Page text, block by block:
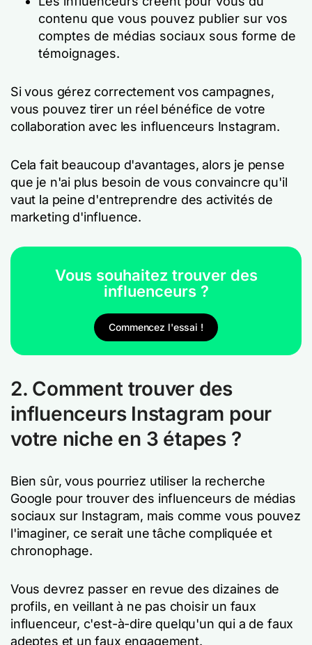
contenu que vous pouvez publier sur vos
comptes de médias sociaux sous forme de
témoignages.
Si vous gérez correctement vos campagnes,
vous pouvez tirer un réel bénéfice de votre
collaboration avec les influenceurs Instagram.
Cela fait beaucoup d'avantages, alors je pense
que je n'ai plus besoin de vous convaincre qu'il
vaut la peine d'entreprendre des activités de
marketing d'influence.
Vous souhaitez trouver des
influenceurs ?
Commencez l'essai !
2. Comment trouver des
influenceurs Instagram pour
votre niche en 3 étapes ?
Bien sûr, vous pourriez utiliser la recherche
Google pour trouver des influenceurs de médias
sociaux sur Instagram, mais comme vous pouvez
l'imaginer, ce serait une tâche compliquée et
chronophage.
Vous devrez passer en revue des dizaines de
profils, en veillant à ne pas choisir un faux
influenceur, c'est-à-dire quelqu'un qui a de faux
adeptes et un faux engagement.